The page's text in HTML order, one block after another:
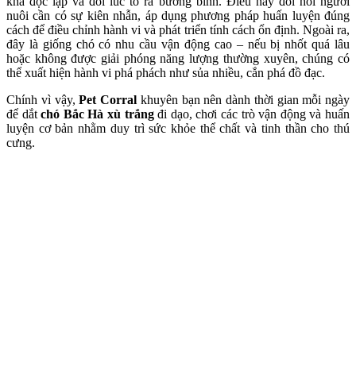
nuôi cần có sự kiên nhẫn, áp dụng phương pháp huấn luyện đúng
cách để điều chỉnh hành vi và phát triển tính cách ổn định. Ngoài ra,
đây là giống chó có nhu cầu vận động cao – nếu bị nhốt quá lâu
hoặc không được giải phóng năng lượng thường xuyên, chúng có
thể xuất hiện hành vi phá phách như sủa nhiều, cắn phá đồ đạc.
Chính vì vậy,Pet Corral khuyên bạn nên dành thời gian mỗi ngày
để dắtchó Bắc Hà xù trắngđi dạo, chơi các trò vận động và huấn
luyện cơ bản nhằm duy trì sức khỏe thể chất và tinh thần cho thú
cưng.